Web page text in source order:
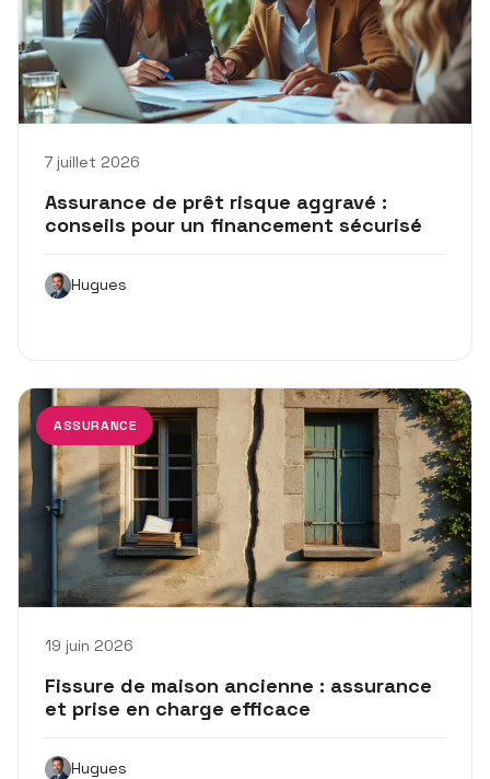
7 juillet 2026
Assurance de prêt risque aggravé :
conseils pour un financement sécurisé
Hugues
ASSURANCE
19 juin 2026
Fissure de maison ancienne : assurance
et prise en charge efficace
Hugues